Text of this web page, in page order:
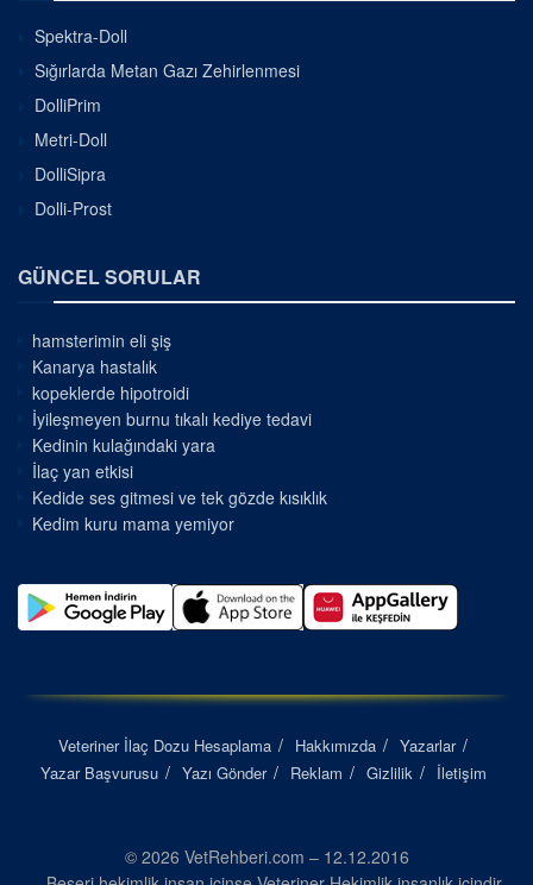
Spektra-Doll
Sığırlarda Metan Gazı Zehirlenmesi
DolliPrim
Metri-Doll
DolliSipra
Dolli-Prost
GÜNCEL SORULAR
hamsterimin eli şiş
Kanarya hastalık
kopeklerde hipotroidi
İyileşmeyen burnu tıkalı kediye tedavi
Kedinin kulağındaki yara
İlaç yan etkisi
Kedide ses gitmesi ve tek gözde kısıklık
Kedim kuru mama yemiyor
Veteriner İlaç Dozu Hesaplama Hakkımızda
Yazarlar
Yazar Başvurusu
Yazı Gönder Reklam Gizlilik İletişim
© 2026 VetRehberi.com – 12.12.2016